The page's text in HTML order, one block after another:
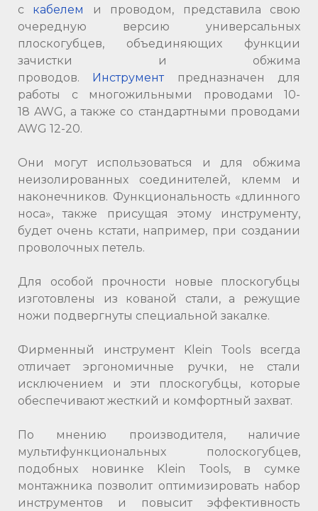
с кабелем
и проводом, представила свою
очередную версию универсальных
плоскогубцев, объединяющих функции
зачистки и обжима
проводов. Инструментпредназначен для
работы с многожильными проводами 10-
18 AWG, а также со стандартными проводами
AWG 12-20.
Они могут использоваться и для обжима
неизолированных соединителей, клемм и
наконечников. Функциональность «длинного
носа», также присущая этому инструменту,
будет очень кстати, например, при создании
проволочных петель.
Для особой прочности новые плоскогубцы
изготовлены из кованой стали, а режущие
ножи подвергнуты специальной закалке.
Фирменный инструмент Klein Tools всегда
отличает эргономичные ручки, не стали
исключением и эти плоскогубцы, которые
обеспечивают жесткий и комфортный захват.
По мнению производителя, наличие
мультифункциональных полоскогубцев,
подобных новинке Klein Tools, в сумке
монтажника позволит оптимизировать набор
инструментов и повысит эффективность